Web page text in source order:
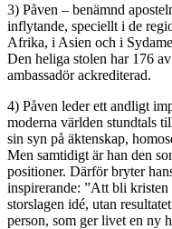
3) Påven – benämnd
inflytande, speciellt i de
Afrika, i Asien och i
Den heliga stolen har 176
ambassadör ackrediterad.
4) Påven leder ett andligt
moderna världen stundtals
sin syn på äktenskap,
Men samtidigt är han den
positioner. Därför bryter
inspirerande: ”Att bli kristen
storslagen idé, utan
person, som ger livet en ny